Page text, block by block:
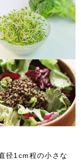
径1cm程の小さな